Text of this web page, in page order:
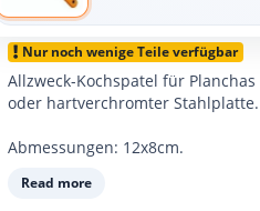
Nur noch wenige Teile verfügbar
Allzweck-Kochspatel für
oder hartverchromter Stahlplatte.
Abmessungen: 12x8cm.
Read more